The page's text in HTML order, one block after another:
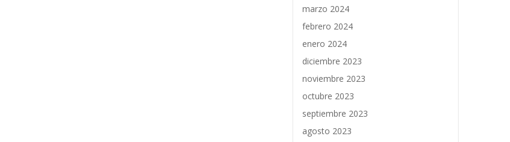
marzo 2024
febrero 2024
enero 2024
diciembre 2023
noviembre 2023
octubre 2023
septiembre 2023
agosto 2023